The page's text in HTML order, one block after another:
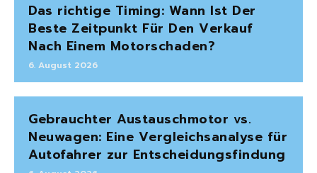
Das richtige Timing: Wann Ist Der
Beste Zeitpunkt Für Den Verkauf
Nach Einem Motorschaden?
6. August 2026
Gebrauchter Austauschmotor vs.
Neuwagen: Eine Vergleichsanalyse für
Autofahrer zur Entscheidungsfindung